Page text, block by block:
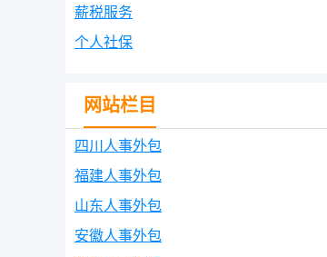
薪税服务
个人社保
网站栏目
四川人事外包
福建人事外包
山东人事外包
安徽人事外包